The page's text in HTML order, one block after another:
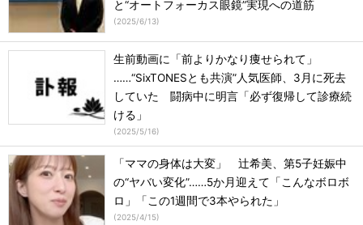
と“オートフォーカス眼鏡”実現への道筋
(2025/6/13)
生前動画に「前よりかなり痩せられて」
……“SixTONESとも共演”人気医師、3月に死去
していた 闘病中に明言「必ず復帰して診療続
ける」
(2025/5/16)
「ママの身体は大変」 辻希美、第5子妊娠中
の“ヤバい変化”……5か月迎えて「こんなボロボ
ロ」「この1週間で3本やられた」
(2025/4/15)